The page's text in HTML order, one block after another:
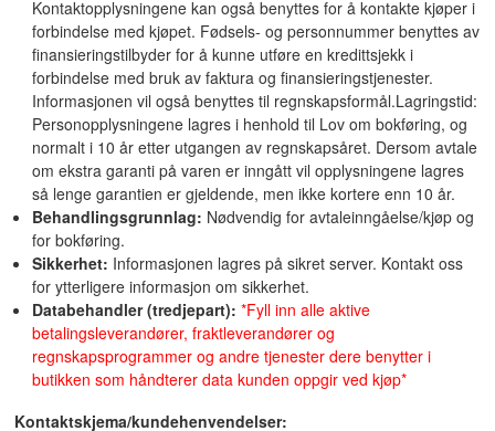
Kontaktopplysningene kan også benyttes for å kontakte kjøper i
forbindelse med kjøpet. Fødsels- og personnummer benyttes av
finansieringstilbyder for å kunne utføre en kredittsjekk i
forbindelse med bruk av faktura og finansieringstjenester.
Informasjonen vil også benyttes til regnskapsformål.Lagringstid:
Personopplysningene lagres i henhold til Lov om bokføring, og
normalt i 10 år etter utgangen av regnskapsåret. Dersom avtale
om ekstra garanti på varen er inngått vil opplysningene lagres
så lenge garantien er gjeldende, men ikke kortere enn 10 år.
Behandlingsgrunnlag: Nødvendig for avtaleinngåelse/kjøp og
for bokføring.
Sikkerhet: Informasjonen lagres på sikret server. Kontakt oss
for ytterligere informasjon om sikkerhet.
Databehandler (tredjepart): *Fyll inn alle aktive
betalingsleverandører, fraktleverandører og
regnskapsprogrammer og andre tjenester dere benytter i
butikken som håndterer data kunden oppgir ved kjøp*
Kontaktskjema/kundehenvendelser: